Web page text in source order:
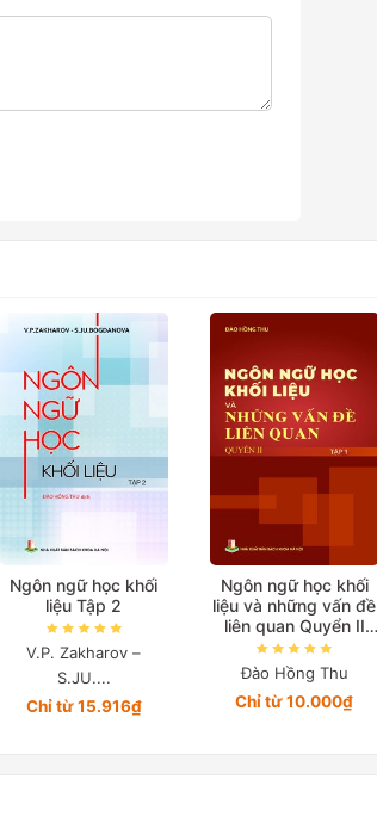
Ngôn ngữ học khối
liệu Tập 2
V.P. Zakharov –
S.JU....
Chỉ từ 15.916₫
Ngôn ngữ học khối
liệu và những vấn đề
liên quan Quyển II
Tập 1
Đào Hồng Thu
Chỉ từ 10.000₫